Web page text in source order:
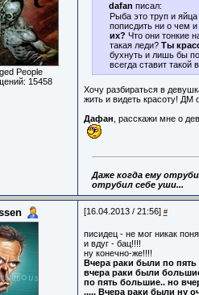
People
15458
dafan писал:
Рыба это труп и
пописдить ни о чем и
их? Что они тонкие
такая леди? Ты
бухнуть и лишь бы
всегда ставит
Хочу разбираться в
жить и видеть красоту! ДМ
Дафан , расскажи мне о
Даже когда ему
отрубил себе уши...
[16.04.2013 / 21:56] #
писидец - не мог никак
и вдуг - бац!!!!
ну конечно-же!!!!
Вчера раки были по пять
вчера раки были
по пять большие.. но
..... Вчера раки были ну